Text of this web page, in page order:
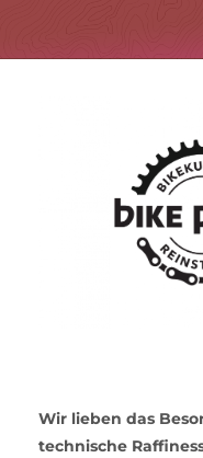
Wir lieben das
technische